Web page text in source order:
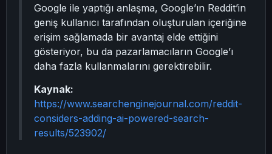
Google ile yaptığı anlaşma, Google’ın Reddit’in
geniş kullanıcı tarafından oluşturulan içeriğine
erişim sağlamada bir avantaj elde ettiğini
gösteriyor, bu da pazarlamacıların Google’ı
daha fazla kullanmalarını gerektirebilir.
Kaynak:
https://www.searchenginejournal.com/reddit-
considers-adding-ai-powered-search-
results/523902/